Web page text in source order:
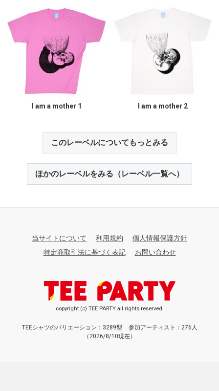
I am a mother 1 I am a mother 2
このレーベルについてもっとみる
ほかのレーベルをみる（レーベル一覧へ）
当サイトについて 利用規約
個人情報保護方針
特定商取引法に基づく表記
お問い合わせ
copyright (c) TEE PARTY all rights reserved.
TEEシャツのバリエーション：3289型
参加アーティスト：276人
（2026/8/10現在）